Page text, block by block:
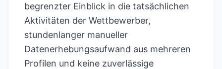
begrenzter Einblick in die tatsächlichen
Aktivitäten der Wettbewerber,
stundenlanger manueller
Datenerhebungsaufwand aus mehreren
Profilen und keine zuverlässige